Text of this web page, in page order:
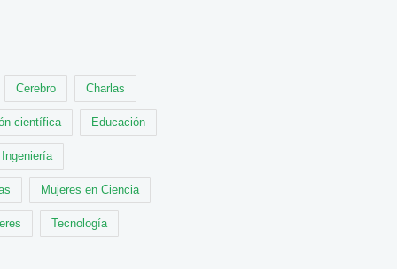
Cerebro Charlas
científica Educación
Ingeniería
Mujeres en Ciencia
Tecnología